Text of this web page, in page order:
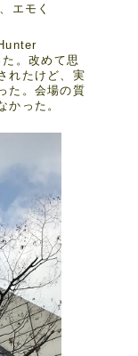
エモく
。改めて思
れたけど、実
た。会場の質
かった。